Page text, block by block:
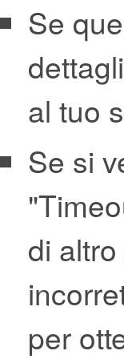
Se
al tuo
Se si
di
per